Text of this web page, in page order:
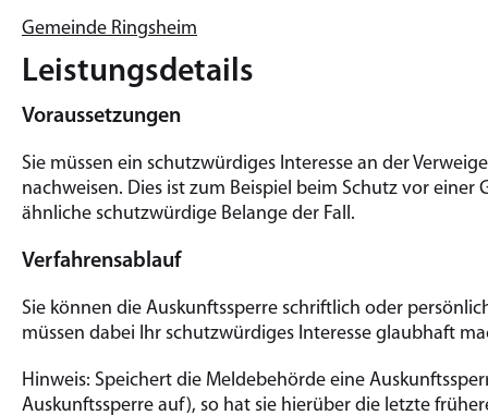
Gemeinde Ringsheim
Leistungsdetails
Voraussetzungen
Sie müssen ein schutzwürdiges Interesse an der
nachweisen. Dies ist zum Beispiel beim Schutz vor
ähnliche schutzwürdige Belange der Fall.
Verfahrensablauf
Sie können die Auskunftssperre schriftlich oder
müssen dabei Ihr schutzwürdiges Interesse glaubhaft
Hinweis: Speichert die Meldebehörde eine
Auskunftssperre auf), so hat sie hierüber die letzte